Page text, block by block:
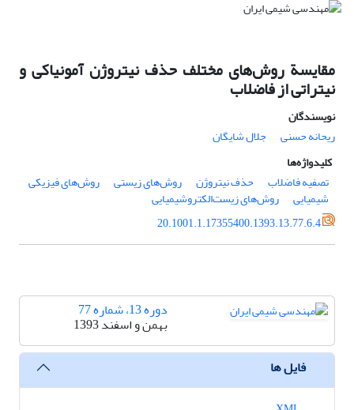
مقایسة روش‌های مختلف حذف نیتروژن آمونیاکی و
نیتراتی از فاضلاب
نویسندگان
ریحانه حسنی
جلال شایگان
کلیدواژه‌ها
تصفیه فاضلاب
حذف نیتروژن روش‌های زیستی روش‌های فیزیکی‌
شیمیایی
روش‌های زیست‌الکتروشیمیایی
20.1001.1.17355400.1393.13.77.6.4
دوره 13، شماره 77
بهمن و اسفند 1393
فایل ها